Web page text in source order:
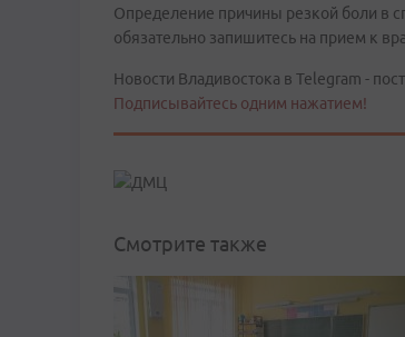
Определение причины резкой боли в
обязательно запишитесь на прием к
Новости Владивостока в Telegram -
Подписывайтесь одним нажатием!
Смотрите также